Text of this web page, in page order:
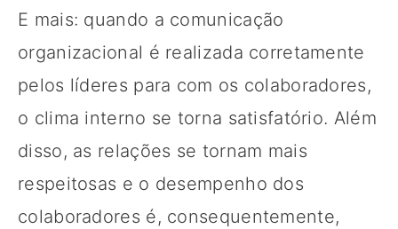
E mais: quando a comunicação
organizacional é realizada corretamente
pelos líderes para com os colaboradores,
o clima interno se torna satisfatório. Além
disso, as relações se tornam mais
respeitosas e o desempenho dos
colaboradores é, consequentemente,